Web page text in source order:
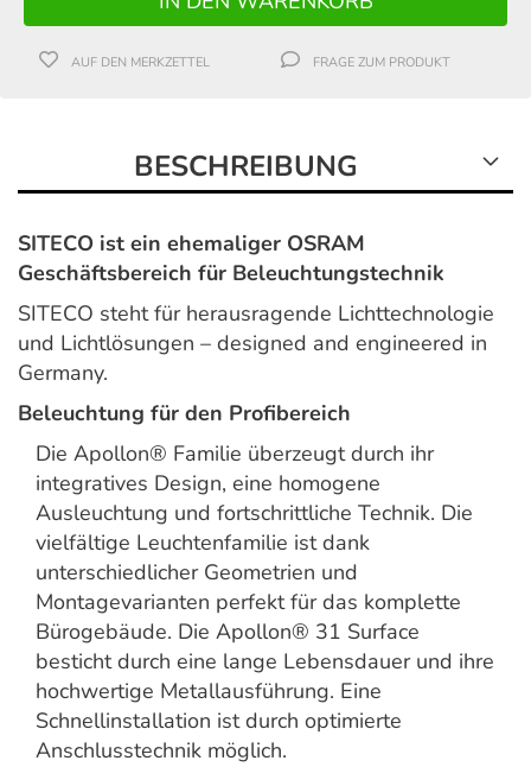
AUF DEN MERKZETTEL FRAGE ZUM PRODUKT
BESCHREIBUNG
SITECO ist ein ehemaliger OSRAM
Geschäftsbereich für Beleuchtungstechnik
SITECO steht für herausragende Lichttechnologie
und Lichtlösungen – designed and engineered in
Germany.
Beleuchtung für den Profibereich
Die Apollon® Familie überzeugt durch ihr
integratives Design, eine homogene
Ausleuchtung und fortschrittliche Technik. Die
vielfältige Leuchtenfamilie ist dank
unterschiedlicher Geometrien und
Montagevarianten perfekt für das komplette
Bürogebäude. Die Apollon® 31 Surface
besticht durch eine lange Lebensdauer und ihre
hochwertige Metallausführung. Eine
Schnellinstallation ist durch optimierte
Anschlusstechnik möglich.